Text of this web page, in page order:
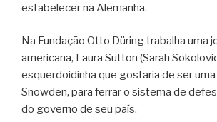
estabelecer na Alemanha.
Na Fundação Otto Düring trabalha uma
americana, Laura Sutton (Sarah
esquerdoidinha que gostaria de ser
Snowden, para ferrar o sistema de
do governo de seu país.